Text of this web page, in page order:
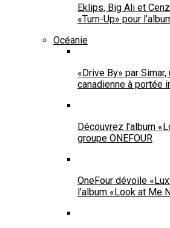
Eklips, Big Ali et
«Turn-Up» pour
Océanie
«Drive By» par
canadienne à portée
Découvrez l’album
groupe ONEFOUR
OneFour dévoile
l’album «Look at Me